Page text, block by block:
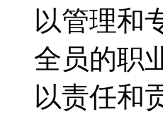
以管理和
全员的职
以责任和